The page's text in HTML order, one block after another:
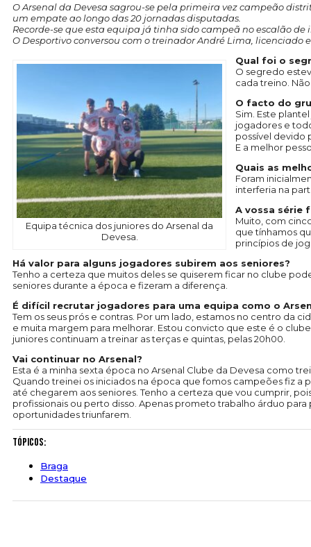
O Arsenal da Devesa sagrou-se pela primeira vez campeão
um empate ao longo das 20 jornadas disputadas.
Recorde-se que esta equipa já tinha sido campeã no escalão
O Desportivo conversou com o treinador André Lima, licenciado
Equipa técnica dos juniores do Arsenal da
Devesa.
Qual foi o
O segredo
cada treino.
O facto do
Sim. Este
jogadores e
possível devido
E a melhor
Quais as
Foram
interferia na
A vossa série
Muito, com
que tínhamos
princípios de
Há valor para alguns jogadores subirem aos seniores?
Tenho a certeza que muitos deles se quiserem ficar no clube
seniores durante a época e fizeram a diferença.
É difícil recrutar jogadores para uma equipa como o
Tem os seus prós e contras. Por um lado, estamos no centro da
e muita margem para melhorar. Estou convicto que este é o
juniores continuam a treinar as terças e quintas, pelas 20h00.
Vai continuar no Arsenal?
Esta é a minha sexta época no Arsenal Clube da Devesa como
Quando treinei os iniciados na época que fomos campeões fiz a
até chegarem aos seniores. Tenho a certeza que vou cumprir,
profissionais ou perto disso. Apenas prometo trabalho árduo
oportunidades triunfarem.
Tópicos:
Braga
Destaque